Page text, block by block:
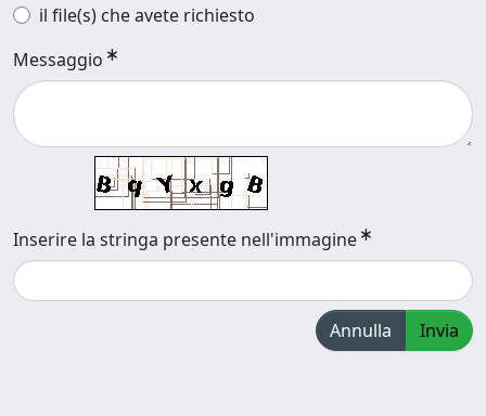
il file(s) che avete richiesto
Messaggio
Inserire la stringa presente nell'immagine
Annulla Invia